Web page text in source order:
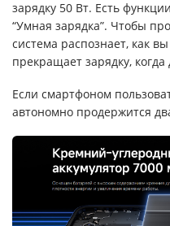
зарядку 50 Вт. Есть
“Умная зарядка”. Чтобы
система распознает, как
прекращает зарядку, когда
Если смартфоном
автономно продержится